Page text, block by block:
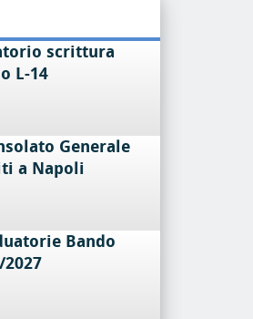
scrittura
L-14
Generale
a Napoli
Bando
2027